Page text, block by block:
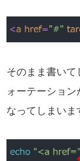
そのまま書い
ォーテーション
なってしまいま